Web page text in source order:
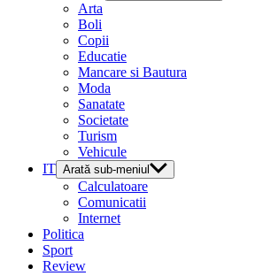
Arta
Boli
Copii
Educatie
Mancare si Bautura
Moda
Sanatate
Societate
Turism
Vehicule
IT Arată sub-meniul
Calculatoare
Comunicatii
Internet
Politica
Sport
Review